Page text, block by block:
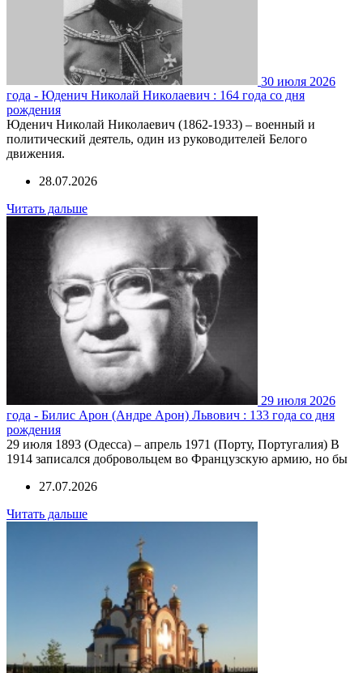
30 июля 2026
года - Юденич Николай Николаевич : 164 года со дня
рождения
Юденич Николай Николаевич (1862-1933) – военный и
политический деятель, один из руководителей Белого
движения.
28.07.2026
Читать дальше
29 июля 2026
года - Билис Арон (Андре Арон) Львович : 133 года со дня
рождения
29 июля 1893 (Одесса) – апрель 1971 (Порту, Португалия) В
1914 записался добровольцем во Французскую армию, но бы
27.07.2026
Читать дальше